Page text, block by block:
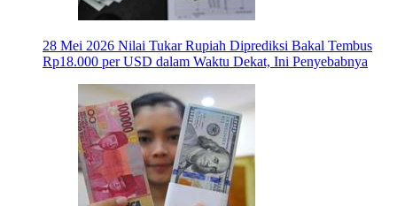
28 Mei 2026 Nilai Tukar Rupiah Diprediksi Bakal Tembus
Rp18.000 per USD dalam Waktu Dekat, Ini Penyebabnya